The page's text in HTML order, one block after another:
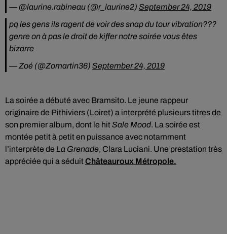
— @laurine.rabineau (@r_laurine2) September 24, 2019
pq les gens ils ragent de voir des snap du tour vibration???
genre on à pas le droit de kiffer notre soirée vous êtes
bizarre
— Zoé (@Zomartin36) September 24, 2019
La soirée a débuté avec Bramsito. Le jeune rappeur
originaire de Pithiviers (Loiret) a interprété plusieurs titres de
son premier album, dont le hitSale Mood. La soirée est
montée petit à petit en puissance avec notamment
l’interprète de La Grenade, Clara Luciani. Une prestation très
appréciée qui a séduitChâteauroux Métropole.